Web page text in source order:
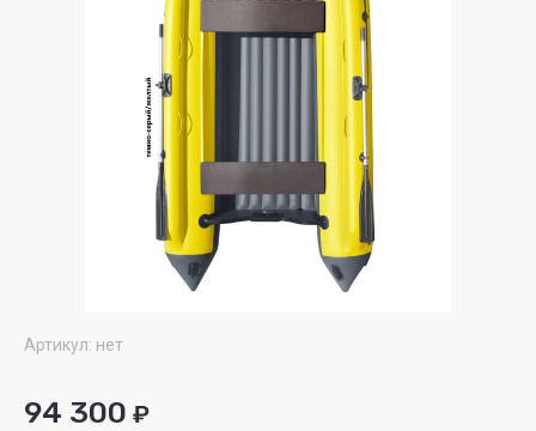
Артикул: нет
94 300 ₽